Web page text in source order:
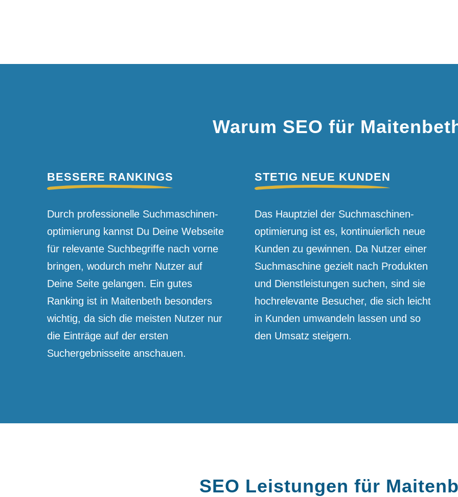
Warum SEO für
BESSERE RANKINGS
Durch professionelle Suchmaschinen­
optimierung kannst Du Deine Webseite
für relevante Suchbegriffe nach vorne
bringen, wodurch mehr Nutzer auf
Deine Seite gelangen. Ein gutes
Ranking ist in Maitenbeth besonders
wichtig, da sich die meisten Nutzer nur
die Einträge auf der ersten
Suchergebnis­seite anschauen.
STETIG NEUE KUNDEN
Das Hauptziel der Suchmaschinen­
optimierung ist es, kontinuierlich neue
Kunden zu gewinnen. Da Nutzer einer
Suchmaschine gezielt nach Produkten
und Dienst­leistungen suchen, sind sie
hoch­relevante Besucher, die sich leicht
in Kunden umwandeln lassen und so
den Umsatz steigern.
SEO Leistungen für